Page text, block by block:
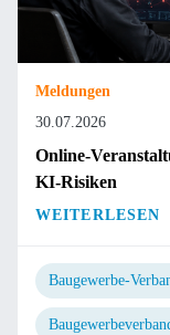
Meldungen
30.07.2026
Online-
KI-Risiken
WEITERLESEN
Baugewerbe-